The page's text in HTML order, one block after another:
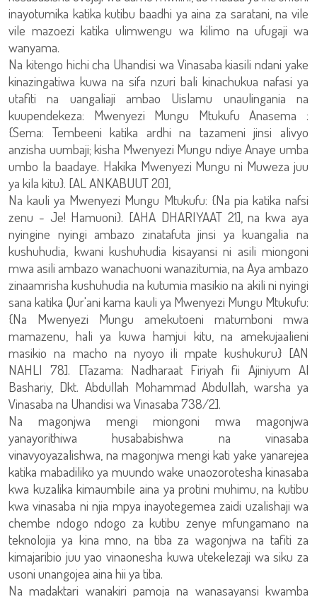
inayotumika katika kutibu baadhi ya aina za saratani, na vile
vile mazoezi katika ulimwengu wa kilimo na ufugaji wa
wanyama.
Na kitengo hichi cha Uhandisi wa Vinasaba kiasili ndani yake
kinazingatiwa kuwa na sifa nzuri bali kinachukua nafasi ya
utafiti na uangaliaji ambao Uislamu unaulingania na
kuupendekeza: Mwenyezi Mungu Mtukufu Anasema :
{Sema: Tembeeni katika ardhi na tazameni jinsi alivyo
anzisha uumbaji; kisha Mwenyezi Mungu ndiye Anaye umba
umbo la baadaye. Hakika Mwenyezi Mungu ni Muweza juu
ya kila kitu}. [AL ANKABUUT 20],
Na kauli ya Mwenyezi Mungu Mtukufu: {Na pia katika nafsi
zenu - Je! Hamuoni}. [AHA DHARIYAAT 21], na kwa aya
nyingine nyingi ambazo zinatafuta jinsi ya kuangalia na
kushuhudia, kwani kushuhudia kisayansi ni asili miongoni
mwa asili ambazo wanachuoni wanazitumia, na Aya ambazo
zinaamrisha kushuhudia na kutumia masikio na akili ni nyingi
sana katika Qur'ani kama kauli ya Mwenyezi Mungu Mtukufu:
{Na Mwenyezi Mungu amekutoeni matumboni mwa
mamazenu, hali ya kuwa hamjui kitu, na amekujaalieni
masikio na macho na nyoyo ili mpate kushukuru} [AN
NAHLI 78]. [Tazama: Nadharaat Firiyah fii Ajiniyum Al
Bashariy, Dkt. Abdullah Mohammad Abdullah, warsha ya
Vinasaba na Uhandisi wa Vinasaba 738/2].
Na magonjwa mengi miongoni mwa magonjwa
yanayorithiwa husababishwa na vinasaba
vinavyoyazalishwa, na magonjwa mengi kati yake yanarejea
katika mabadiliko ya muundo wake unaozorotesha kinasaba
kwa kuzalika kimaumbile aina ya protini muhimu, na kutibu
kwa vinasaba ni njia mpya inayotegemea zaidi uzalishaji wa
chembe ndogo ndogo za kutibu zenye mfungamano na
teknolojia ya kina mno, na tiba za wagonjwa na tafiti za
kimajaribio juu yao vinaonesha kuwa utekelezaji wa siku za
usoni unangojea aina hii ya tiba.
Na madaktari wanakiri pamoja na wanasayansi kwamba